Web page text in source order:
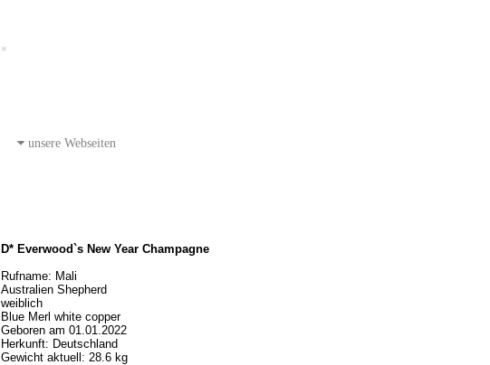
unsere Webseiten
D* Everwood`s New Year Champagne
Rufname: Mali
Australien Shepherd
weiblich
Blue Merl white copper
Geboren am 01.01.2022
Herkunft: Deutschland
Gewicht aktuell: 28.6 kg